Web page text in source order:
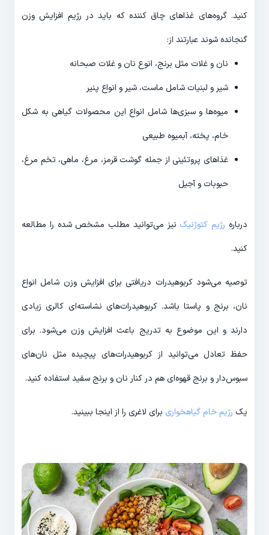
کنید. گروه‌های غذاهای چاق کننده که باید در رژیم افزایش وزن
گنجانده شوند عبارتند از:
نان و غلات مثل برنج، انوع نان و غلات صبحانه
شیر و لبنیات شامل ماست، شیر و انواع پنیر
میوه‌ها و سبزی‌ها شامل انواع این محصولات گیاهی به شکل
خام، پخته، آبمیوه طبیعی
غذاهای پروتئینی از جمله گوشت قرمز، مرغ، ماهی، تخم مرغ،
حبوبات و آجیل
درباره رژیم کتوژنیک نیز می‌توانید مطلب مشخص شده را مطالعه
کنید.
توصیه می‌شود کربوهیدرات دریافتی برای افزایش وزن شامل انواع
نان، برنج و پاستا باشد. کربوهیدرات‌های نشاسته‌ای کالری زیادی
دارند و این موضوع به تدریج باعث افزایش وزن می‌شود. برای
حفظ تعادل می‌توانید از کربوهیدرات‌های پیچیده مثل نان‌های
سبوس‌دار و برنج قهوه‌ای هم در کنار نان و برنج سفید استفاده کنید.
یک رژیم خام گیاهخواری برای لاغری را از اینجا ببینید.